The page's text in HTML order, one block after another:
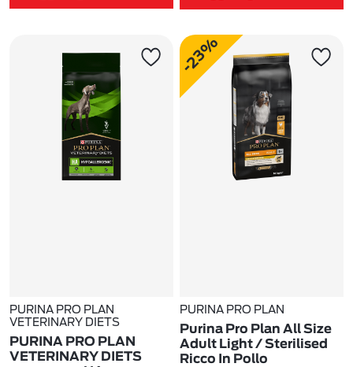
PURINA PRO PLAN
VETERINARY DIETS
PURINA PRO PLAN
VETERINARY DIETS
-23%
PURINA PRO PLAN
Purina Pro Plan All Size
Adult Light / Sterilised
Ricco In Pollo